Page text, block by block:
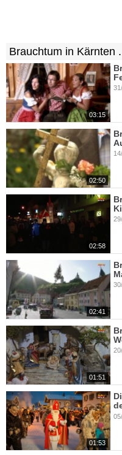
Brauchtum in Kärnten
03:15
02:50
02:58
02:41
01:51
01:53